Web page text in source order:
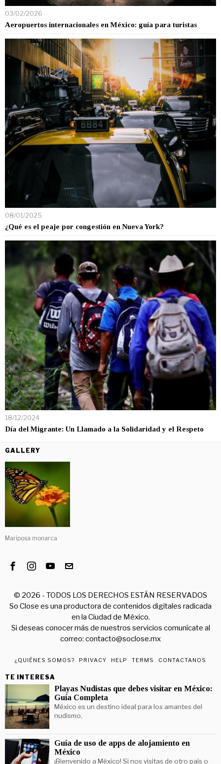
03/02/2026
Aeropuertos internacionales en México: guía para turistas
08/01/2025
¿Qué es el peaje por congestión en Nueva York?
18/12/2024
Día del Migrante: Un Llamado a la Solidaridad y el Respeto
GALLERY
Mariposa monarca
© 2026 - TODOS LOS DERECHOS ESTÁN RESERVADOS
So Close es una productora de contenidos digitales radicada
en la Ciudad de México.
Si deseas conocer más de nuestros servicios comunícate al
correo: contacto@soclose.mx
¿QUIÉNES SOMOS? PRIVACY HELP TERMS CONTACTANOS
TE INTERESA
Playas Nudistas que debes visitar en México:
Guía Completa
México es un destino ideal para los amantes del
nudismo,
Guía de uso de apps de alojamiento en
México
¡Bienvenido a México! Si nos visitas de otro país o